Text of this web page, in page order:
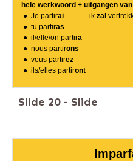
hele werkwoord + uitgangen
Je partirai ikzal
tu partiras
il/elle/on partira
nous partirons
vous partirez
ils/elles partiront
Slide 20 - Slide